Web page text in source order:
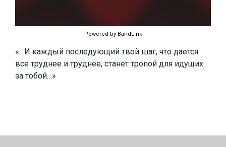
Powered by BandLink
«…И каждый последующий твой шаг, что дается
все труднее и труднее, станет тропой для идущих
за тобой…»